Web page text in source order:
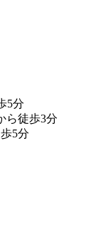
5分
ら徒歩3分
5分